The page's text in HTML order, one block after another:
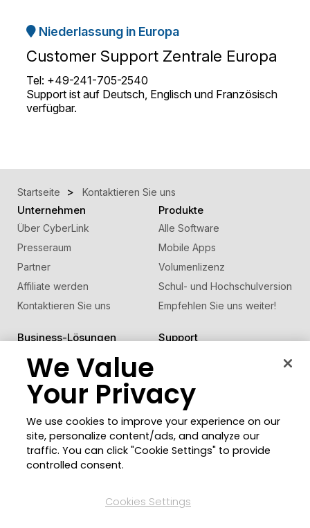
Niederlassung in Europa
Customer Support Zentrale Europa
Tel: +49-241-705-2540
Support ist auf Deutsch, Englisch und Französisch
verfügbar.
Startseite Kontaktieren Sie uns
Unternehmen
Über CyberLink
Presseraum
Partner
Affiliate werden
Kontaktieren Sie uns
Produkte
Alle Software
Mobile Apps
Volumenlizenz
Schul- und Hochschulversion
Empfehlen Sie uns weiter!
Business-Lösungen
FaceMe SDK
Support
Lernen + Wissen
Community
Mitgliederbereich
Blog
Region ändern
We Value
Your Privacy
We use cookies to improve your experience on our
site, personalize content/ads, and analyze our
traffic. You can click "Cookie Settings" to provide
controlled consent.
Cookies Settings